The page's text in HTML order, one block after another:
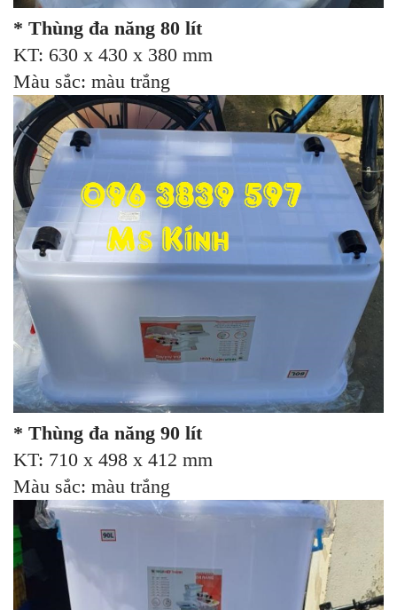
* Thùng đa năng 80 lít
KT: 630 x 430 x 380 mm
Màu sắc: màu trắng
* Thùng đa năng 90 lít
KT: 710 x 498 x 412 mm
Màu sắc: màu trắng